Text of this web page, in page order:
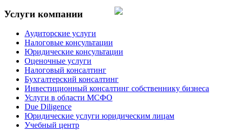
Услуги компании
Аудиторские услуги
Налоговые консультации
Юридические консультации
Оценочные услуги
Налоговый консалтинг
Бухгалтерский консалтинг
Инвестиционный консалтинг собственнику бизнеса
Услуги в области МСФО
Due Diligence
Юридические услуги юридическим лицам
Учебный центр